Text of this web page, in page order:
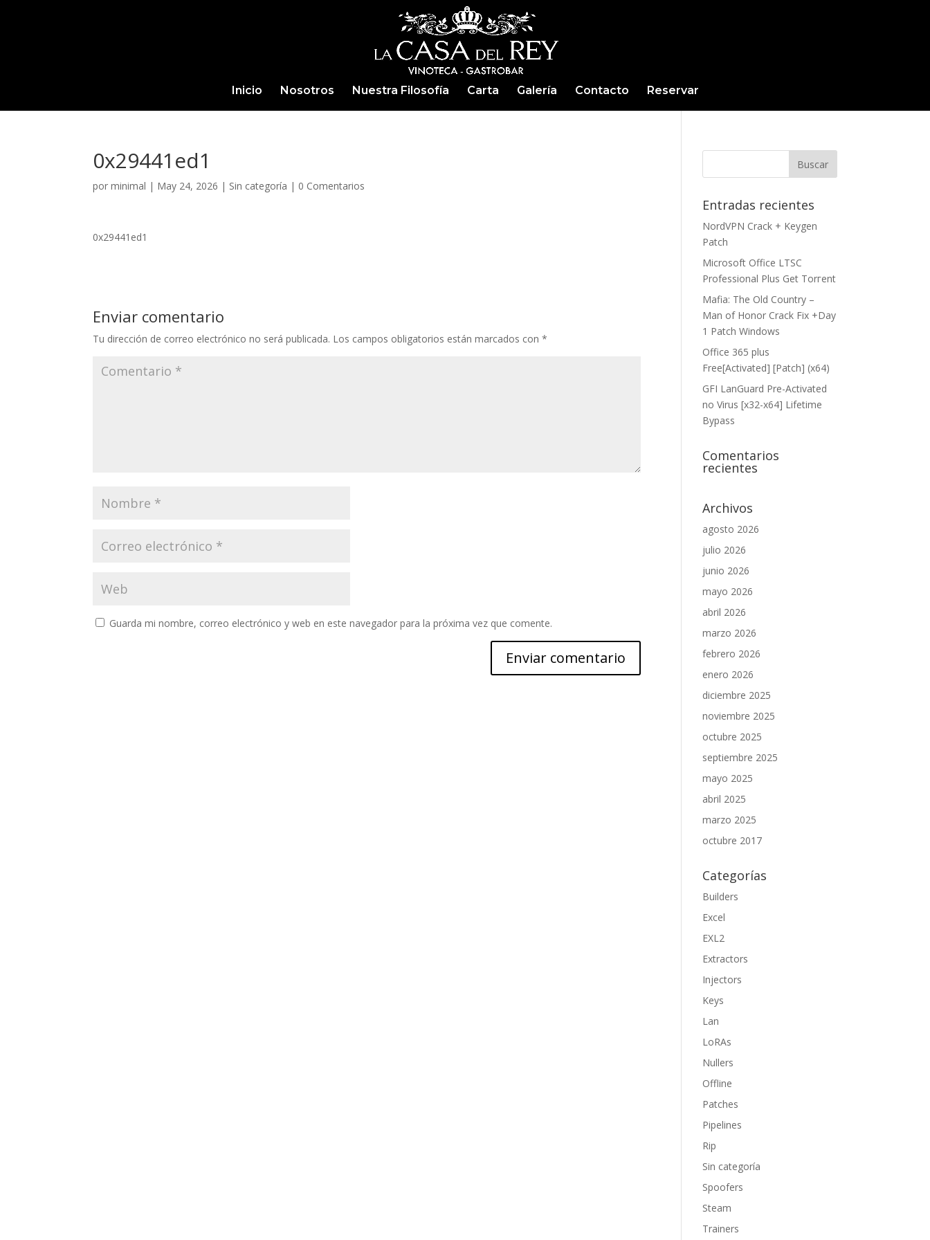
Inicio Nosotros Nuestra Filosofía Carta Galería Contacto Reservar
0x29441ed1
porminimal | May 24, 2026 | Sin categoría | 0 Comentarios
0x29441ed1
Enviar comentario
Tu dirección de correo electrónico no será publicada. Los campos obligatorios están marcados con*
Guarda mi nombre, correo electrónico y web en este navegador para la próxima vez que comente.
Entradas recientes
NordVPN Crack + Keygen
Patch
Microsoft Office LTSC
Professional Plus Gеt Torгеnt
Mafia: The Old Country –
Man of Honor Crack Fix +Day
1 Patch Windows
Office 365 plus
Free[Activated] [Patch] (x64)
GFI LanGuard Pre-Activated
no Virus [x32-x64] Lifetime
Bypass
Comentarios
recientes
Archivos
agosto 2026
julio 2026
junio 2026
mayo 2026
abril 2026
marzo 2026
febrero 2026
enero 2026
diciembre 2025
noviembre 2025
octubre 2025
septiembre 2025
mayo 2025
abril 2025
marzo 2025
octubre 2017
Categorías
Builders
Excel
EXL2
Extractors
Injectors
Keys
Lan
LoRAs
Nullers
Offline
Patches
Pipelines
Rip
Sin categoría
Spoofers
Steam
Trainers